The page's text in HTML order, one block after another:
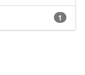
1